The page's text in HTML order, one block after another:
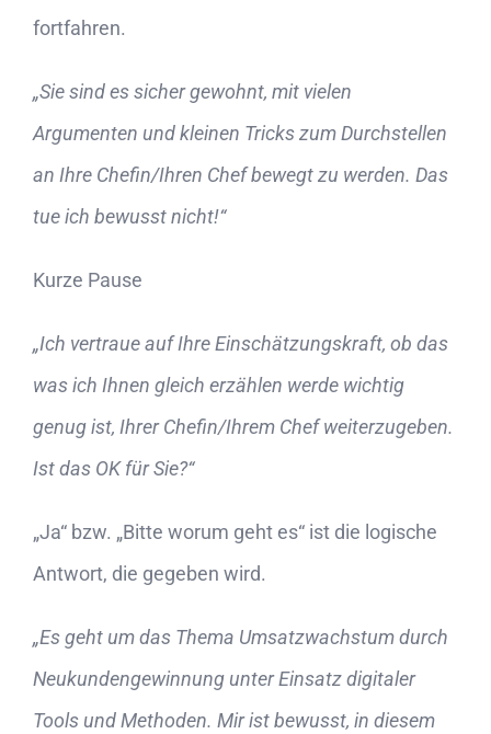
fortfahren.
„Sie sind es sicher gewohnt, mit vielen
Argumenten und kleinen Tricks zum Durchstellen
an Ihre Chefin/Ihren Chef bewegt zu werden. Das
tue ich bewusst nicht!“
Kurze Pause
„Ich vertraue auf Ihre Einschätzungskraft, ob das
was ich Ihnen gleich erzählen werde wichtig
genug ist, Ihrer Chefin/Ihrem Chef weiterzugeben.
Ist das OK für Sie?“
„Ja“ bzw. „Bitte worum geht es“ ist die logische
Antwort, die gegeben wird.
„Es geht um das Thema Umsatzwachstum durch
Neukundengewinnung unter Einsatz digitaler
Tools und Methoden. Mir ist bewusst, in diesem